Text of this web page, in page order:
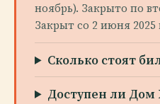
ноябрь). Закрыто по
Закрыт со 2 июня 2025
Сколько стоят
Доступен ли Дом